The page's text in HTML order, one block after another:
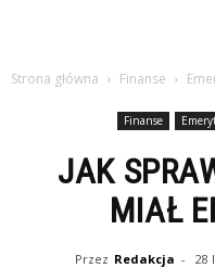
Strona główna Finanse
Finanse
JAK
MIAŁ
Przez Redakcja - 28